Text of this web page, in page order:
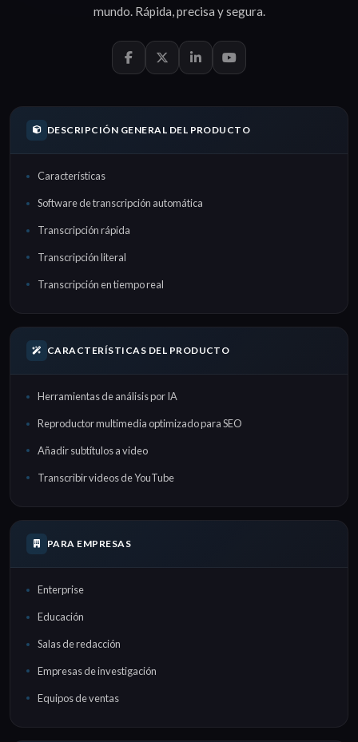
mundo. Rápida,precisa ysegura.
DESCRIPCIÓN GENERAL DEL PRODUCTO
Características
Software de transcripción automática
Transcripción rápida
Transcripción literal
Transcripción en tiempo real
CARACTERÍSTICAS DEL PRODUCTO
Herramientas de análisis por IA
Reproductor multimedia optimizado para SEO
Añadir subtítulos a video
Transcribir videos de YouTube
PARA EMPRESAS
Enterprise
Educación
Salas de redacción
Empresas de investigación
Equipos de ventas